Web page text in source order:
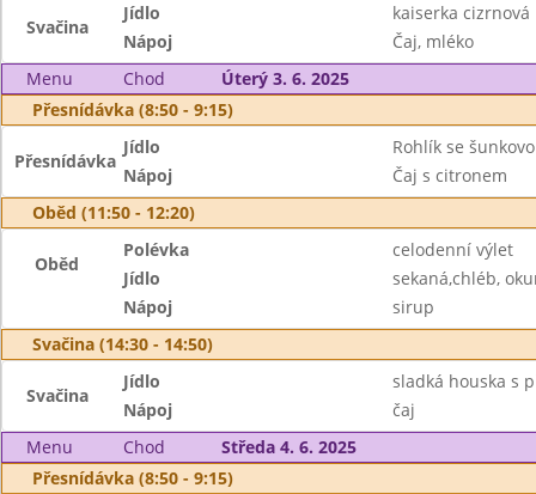
Svačina
Jídlo
kaiserka
Nápoj
Čaj, mléko
Menu
Chod
Úterý 3. 6. 2025
Přesnídávka (8:50 - 9:15)
Přesnídávka
Jídlo
Rohlík se
Nápoj
Čaj s citronem
Oběd (11:50 - 12:20)
Oběd
Polévka
celodenní výlet
Jídlo
sekaná,chléb,
Nápoj
sirup
Svačina (14:30 - 14:50)
Svačina
Jídlo
sladká houska s
Nápoj
čaj
Menu
Chod
Středa 4. 6. 2025
Přesnídávka (8:50 - 9:15)